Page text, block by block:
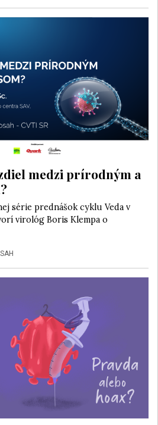
medzi prírodným a
série prednášok cyklu Veda v
virológ Boris Klempa o